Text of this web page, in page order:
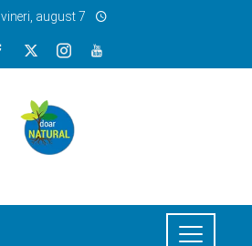
vineri, august 7